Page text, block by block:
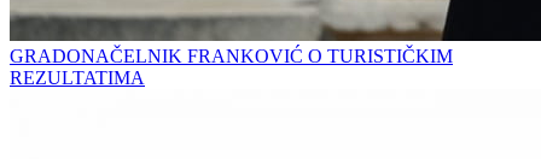
GRADONAČELNIK FRANKOVIĆ O TURISTIČKIM
REZULTATIMA